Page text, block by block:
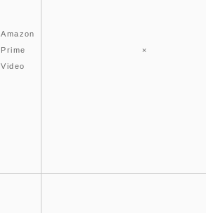
Amazon
Prime
Video
×